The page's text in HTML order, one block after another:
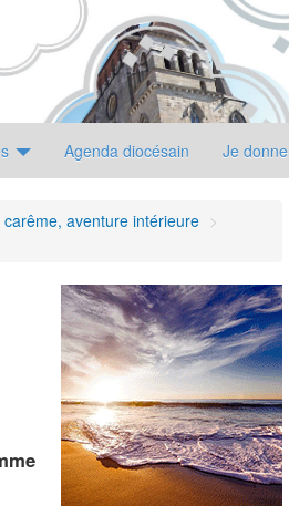
Agenda diocésain Je donne
carême, aventure intérieure >